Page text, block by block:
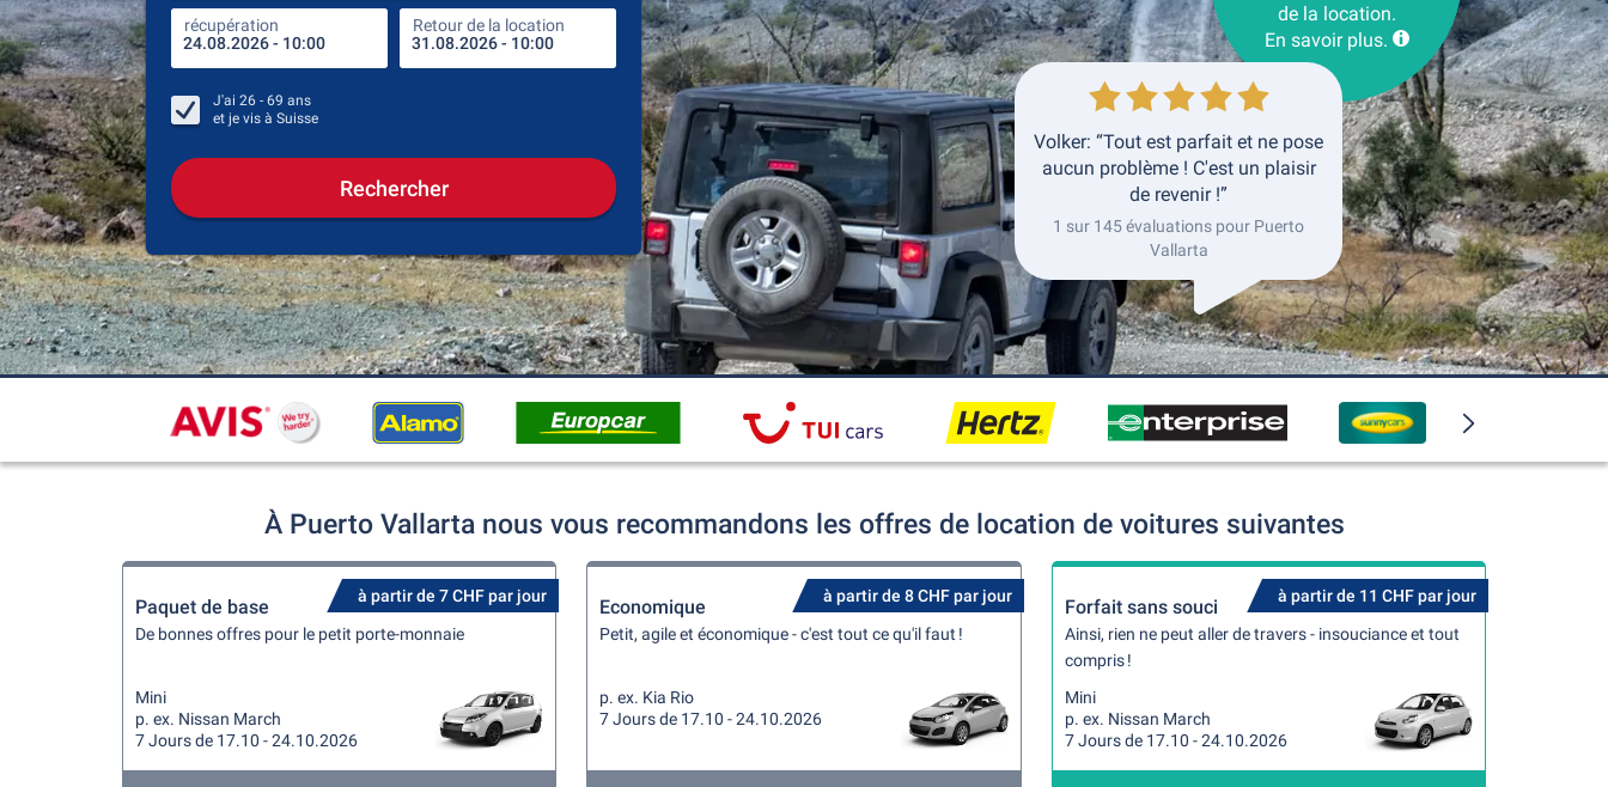
récupération Retour de la location endroit de retour
récupération Retour de la location
J'ai 26 - 69 ans
et je vis à Suisse
Rechercher
de la location.
En savoir plus.
Volker: “Tout est parfait et ne pose
aucun problème ! C'est un plaisir
de revenir !”
1 sur 145 évaluations pour Puerto
Vallarta
À Puerto Vallarta nous vous recommandons les offres de location de voitures suivantes
à partir de 7 CHF par jour
Paquet de base
De bonnes offres pour le petit porte-monnaie
Mini
p. ex. Nissan March
7 Jours de 17.10 - 24.10.2026
à partir de 8 CHF par jour
Economique
Petit, agile et économique - c'est tout ce qu'il faut !
p. ex. Kia Rio
7 Jours de 17.10 - 24.10.2026
à partir de 11 CHF par jour
Forfait sans souci
Ainsi, rien ne peut aller de travers - insouciance et tout
compris !
Mini
p. ex. Nissan March
7 Jours de 17.10 - 24.10.2026